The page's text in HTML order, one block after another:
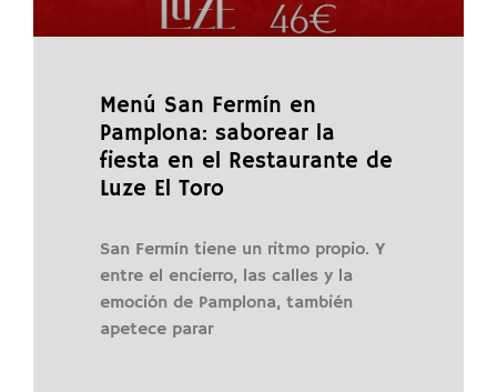
Menú San Fermín en
Pamplona: saborear la
fiesta en el Restaurante de
Luze El Toro
San Fermín tiene un ritmo propio. Y
entre el encierro, las calles y la
emoción de Pamplona, también
apetece parar